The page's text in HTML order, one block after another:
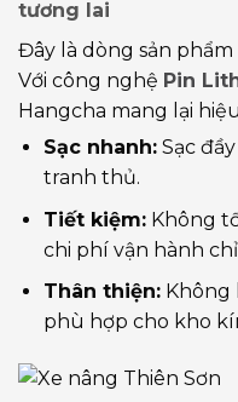
tương lai
Đây là dòng sản phẩm
Với công nghệ Pin
Hangcha mang lại
Sạc nhanh:Sạc đầy
tranh thủ.
Tiết kiệm:Không
chi phí vận hành chỉ
Thân thiện:Không
phù hợp cho kho